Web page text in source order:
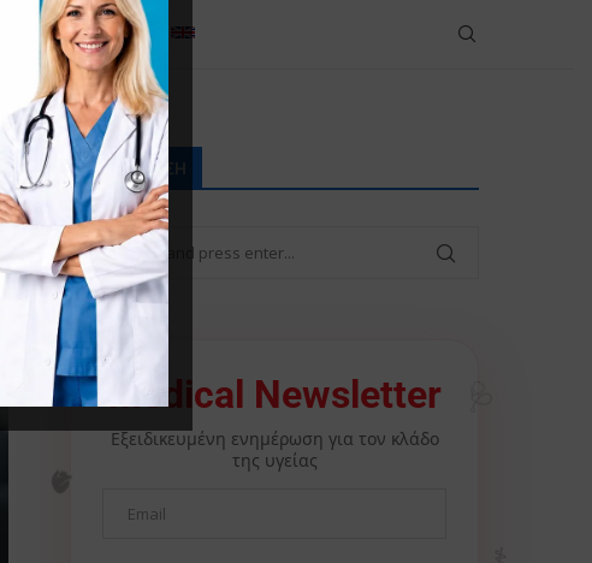
Επικοινωνία
ΑΝΑΖΉΤΗΣΗ
Medical Newsletter
Εξειδικευμένη ενημέρωση για τον κλάδο
της υγείας